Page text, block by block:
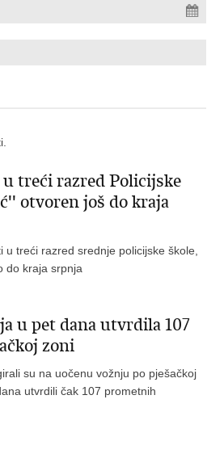
treći razred Policijske
otvoren još do kraja
u treći razred srednje policijske škole,
do kraja srpnja
u pet dana utvrdila 107
zoni
su na uočenu vožnju po pješačkoj
utvrdili čak 107 prometnih